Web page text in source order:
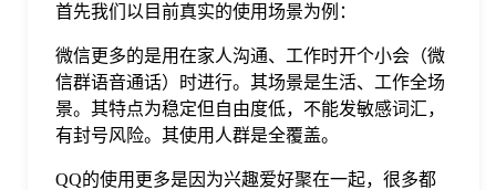
首先我们以目前真实的使用场景为例：
微信更多的是用在家人沟通、工作时开个小会（微
信群语音通话）时进行。其场景是生活、工作全场
景。其特点为稳定但自由度低，不能发敏感词汇，
有封号风险。其使用人群是全覆盖。
QQ的使用更多是因为兴趣爱好聚在一起，很多都